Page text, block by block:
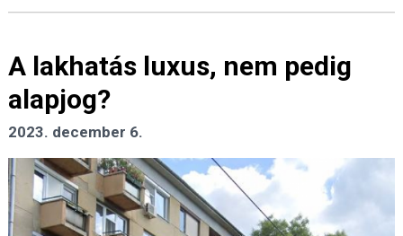
A lakhatás luxus, nem pedig
alapjog?
2023. december 6.